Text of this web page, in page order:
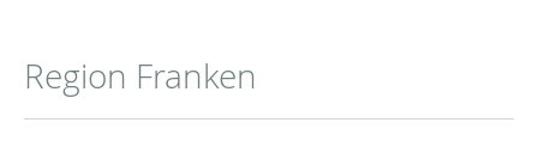
Region Franken